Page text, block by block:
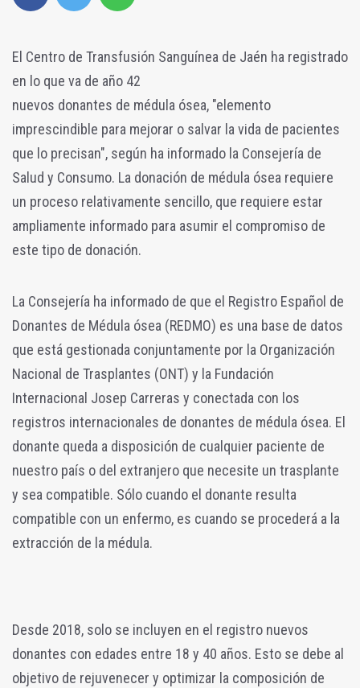
El Centro de Transfusión Sanguínea de Jaén ha registrado
en lo que va de año 42
nuevos donantes de médula ósea, "elemento
imprescindible para mejorar o salvar la vida de pacientes
que lo precisan", según ha informado la Consejería de
Salud y Consumo. La donación de médula ósea requiere
un proceso relativamente sencillo, que requiere estar
ampliamente informado para asumir el compromiso de
este tipo de donación.
La Consejería ha informado de que el Registro Español de
Donantes de Médula ósea (REDMO) es una base de datos
que está gestionada conjuntamente por la Organización
Nacional de Trasplantes (ONT) y la Fundación
Internacional Josep Carreras y conectada con los
registros internacionales de donantes de médula ósea. El
donante queda a disposición de cualquier paciente de
nuestro país o del extranjero que necesite un trasplante
y sea compatible. Sólo cuando el donante resulta
compatible con un enfermo, es cuando se procederá a la
extracción de la médula.
Desde 2018, solo se incluyen en el registro nuevos
donantes con edades entre 18 y 40 años. Esto se debe al
objetivo de rejuvenecer y optimizar la composición de